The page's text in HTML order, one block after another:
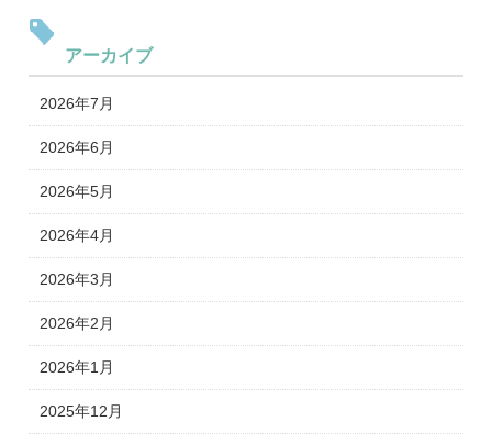
アーカイブ
2026年7月
2026年6月
2026年5月
2026年4月
2026年3月
2026年2月
2026年1月
2025年12月